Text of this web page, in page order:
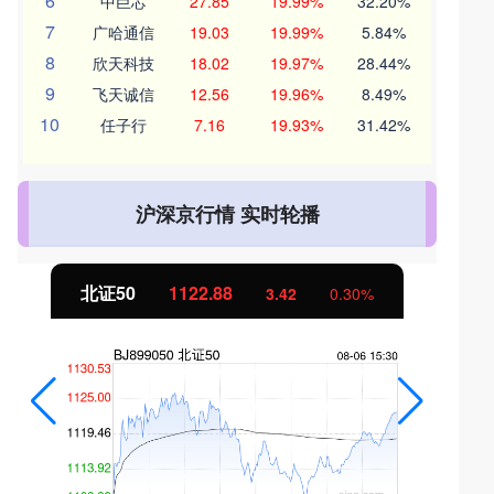
7 广哈通信 19.03 19.99% 5.84%
8 欣天科技 18.02 19.97% 28.44%
9 飞天诚信 12.56 19.96% 8.49%
10 任子行 7.16 19.93% 31.42%
沪深京行情 实时轮播
北证50 1122.88 3.42 0.30%